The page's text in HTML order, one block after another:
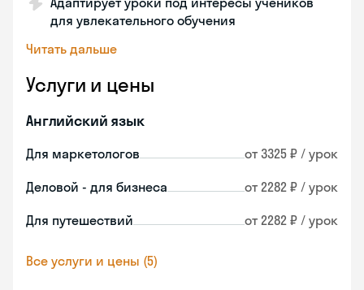
для увлекательного обучения
Читать дальше
Услуги и цены
Английский язык
Для маркетологов от 3325 ₽ / урок
Деловой - для бизнеса от 2282 ₽ / урок
Для путешествий от 2282 ₽ / урок
Все услуги и цены (5)